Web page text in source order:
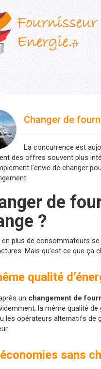
Changer de
La concurrence est
des offres souvent plus
l’envie de changer
de
?
en plus de consommateurs se
Mais qu’est ce que ça
qualité
un changement de
la même qualité
les opérateurs alternatifs de
sans